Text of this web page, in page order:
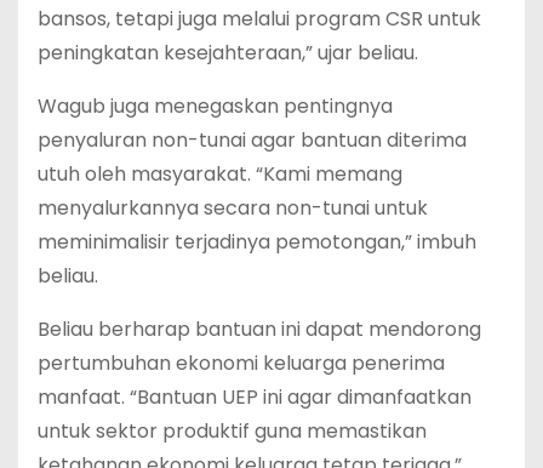
bansos, tetapi juga melalui program CSR untuk
peningkatan kesejahteraan,” ujar beliau.
Wagub juga menegaskan pentingnya
penyaluran non-tunai agar bantuan diterima
utuh oleh masyarakat. “Kami memang
menyalurkannya secara non-tunai untuk
meminimalisir terjadinya pemotongan,” imbuh
beliau.
Beliau berharap bantuan ini dapat mendorong
pertumbuhan ekonomi keluarga penerima
manfaat. “Bantuan UEP ini agar dimanfaatkan
untuk sektor produktif guna memastikan